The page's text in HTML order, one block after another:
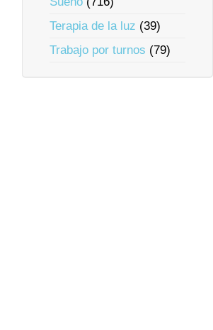
Terapia de la luz (39)
Trabajo por turnos (79)